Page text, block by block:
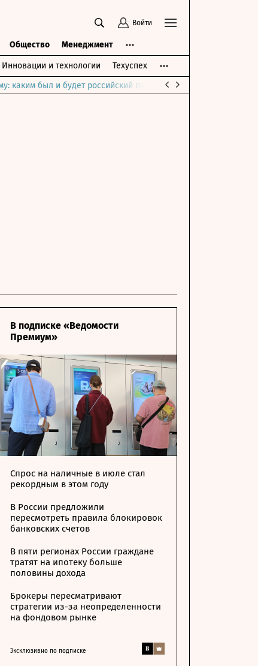
Войти
Общество Менеджмент
Инновации и технологии Техуспех
каким был и будет российский парламент
В подписке «Ведомости
Премиум»
Спрос на наличные в июле стал
рекордным в этом году
В России предложили
пересмотреть правила блокировок
банковских счетов
В пяти регионах России граждане
тратят на ипотеку больше
половины дохода
Брокеры пересматривают
стратегии из-за неопределенности
на фондовом рынке
Эксклюзивно по подписке